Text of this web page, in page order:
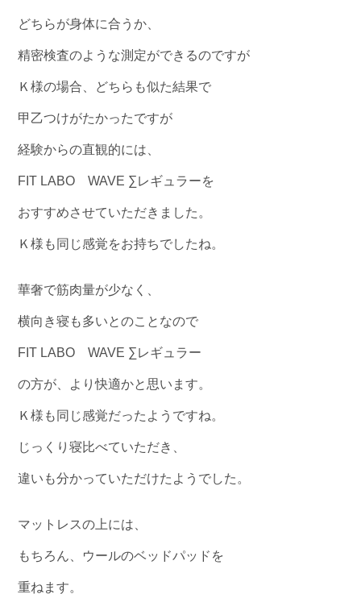
どちらが身体に合うか、
精密検査のような測定ができるのですが
Ｋ様の場合、どちらも似た結果で
甲乙つけがたかったですが
経験からの直観的には、
FIT LABO WAVE ∑レギュラーを
おすすめさせていただきました。
Ｋ様も同じ感覚をお持ちでしたね。
華奢で筋肉量が少なく、
横向き寝も多いとのことなので
FIT LABO WAVE ∑レギュラー
の方が、より快適かと思います。
Ｋ様も同じ感覚だったようですね。
じっくり寝比べていただき、
違いも分かっていただけたようでした。
マットレスの上には、
もちろん、ウールのベッドパッドを
重ねます。